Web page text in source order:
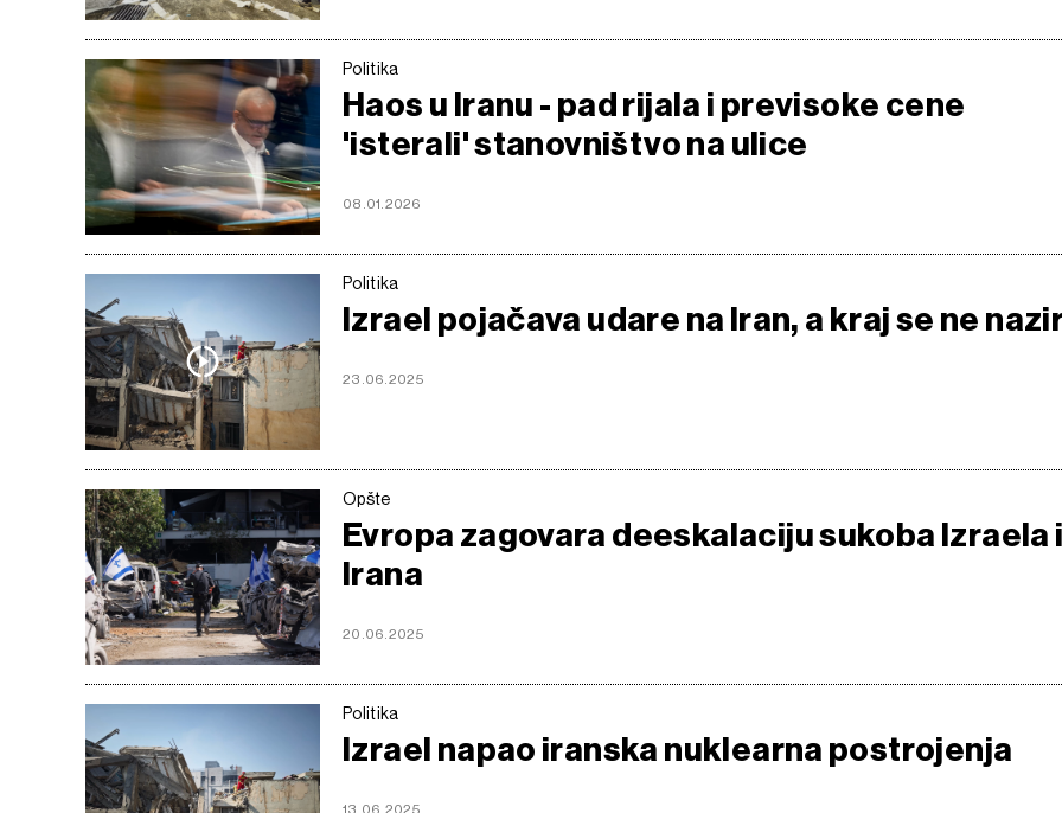
Politika
Haos u Iranu - pad rijala i previsoke cene
'isterali' stanovništvo na ulice
08.01.2026
Politika
Izrael pojačava udare na Iran, a kraj se ne
23.06.2025
Opšte
Evropa zagovara deeskalaciju sukoba Izraela
Irana
20.06.2025
Politika
Izrael napao iranska nuklearna postrojenja
13.06.2025